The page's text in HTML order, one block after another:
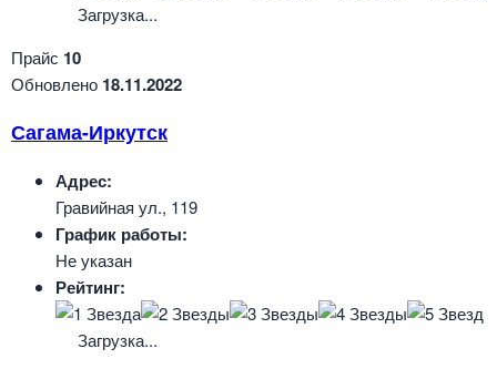
Загрузка...
Прайс 10
Обновлено 18.11.2022
Сагама-Иркутск
Адрес:
Гравийная ул., 119
График работы:
Не указан
Рейтинг:
Загрузка...